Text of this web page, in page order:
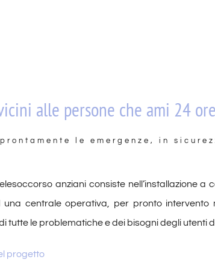
alle persone che ami 24
le emergenze, in
anziani consiste nell’installazione
una centrale operativa, per pronto intervento
tutte le problematiche e dei bisogni degli utenti
progetto